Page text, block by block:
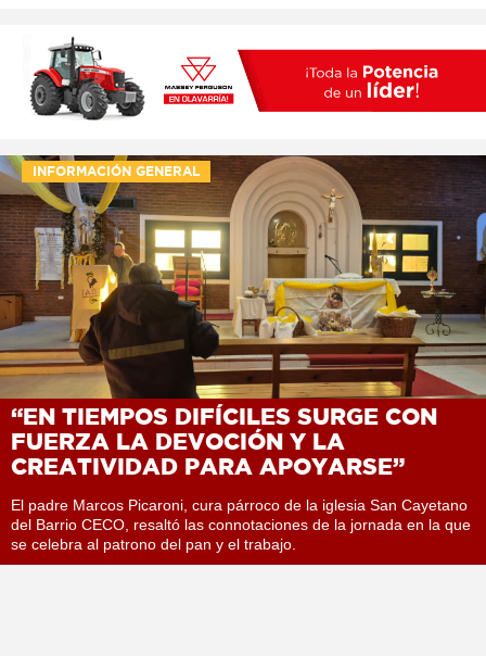
INFORMACIÓN GENERAL
“EN TIEMPOS DIFÍCILES SURGE CON
FUERZA LA DEVOCIÓN Y LA
CREATIVIDAD PARA APOYARSE”
El padre Marcos Picaroni, cura párroco de la iglesia San Cayetano
del Barrio CECO, resaltó las connotaciones de la jornada en la que
se celebra al patrono del pan y el trabajo.